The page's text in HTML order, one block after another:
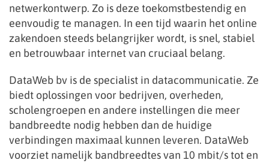
netwerkontwerp. Zo is deze toekomstbestendig en
eenvoudig te managen. In een tijd waarin het online
zakendoen steeds belangrijker wordt, is snel, stabiel
en betrouwbaar internet van cruciaal belang.
DataWeb bv is de specialist in datacommunicatie. Ze
biedt oplossingen voor bedrijven, overheden,
scholengroepen en andere instellingen die meer
bandbreedte nodig hebben dan de huidige
verbindingen maximaal kunnen leveren. DataWeb
voorziet namelijk bandbreedtes van 10 mbit/s tot en